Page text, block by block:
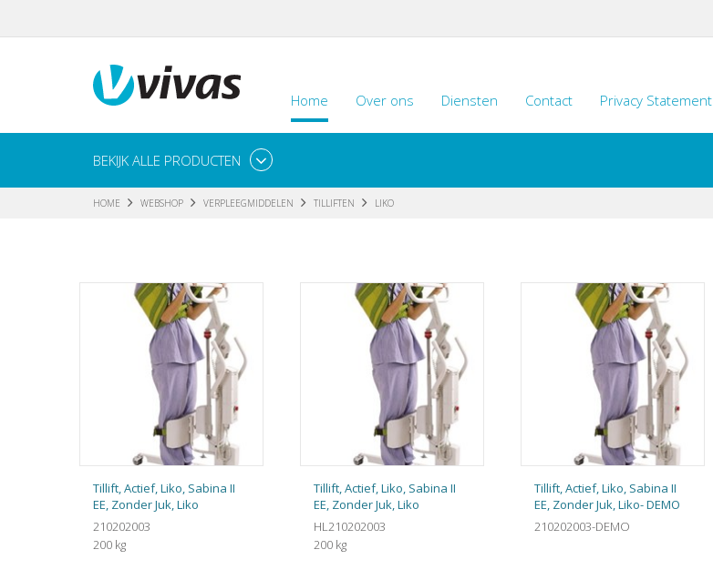
Home Over ons Diensten Contact Privacy Statement
BEKIJK ALLE PRODUCTEN
HOME WEBSHOP VERPLEEGMIDDELEN TILLIFTEN LIKO
Tillift, Actief, Liko, Sabina II
EE, Zonder Juk, Liko
210202003
200 kg
Tillift, Actief, Liko, Sabina II
EE, Zonder Juk, Liko
HL210202003
200 kg
Tillift, Actief, Liko, Sabina II
EE, Zonder Juk, Liko- DEMO
210202003-DEMO